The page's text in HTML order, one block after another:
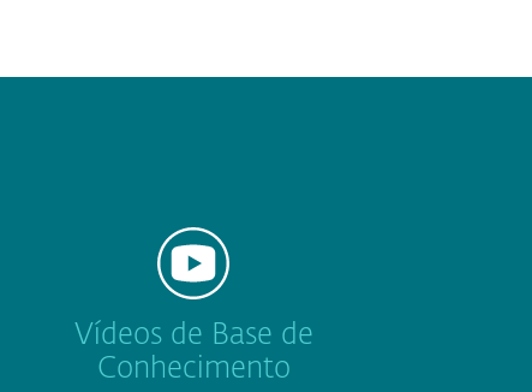
Vídeos de Base de
Conhecimento